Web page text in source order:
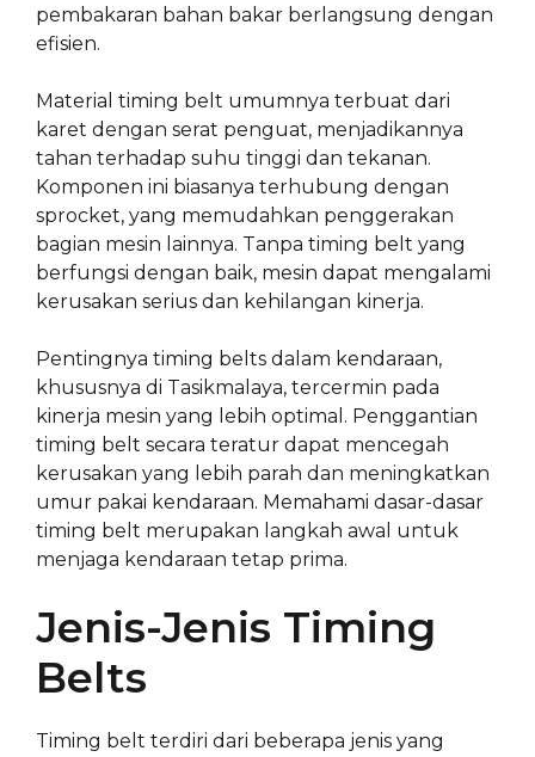
pembakaran bahan bakar berlangsung dengan
efisien.
Material timing belt umumnya terbuat dari
karet dengan serat penguat, menjadikannya
tahan terhadap suhu tinggi dan tekanan.
Komponen ini biasanya terhubung dengan
sprocket, yang memudahkan penggerakan
bagian mesin lainnya. Tanpa timing belt yang
berfungsi dengan baik, mesin dapat mengalami
kerusakan serius dan kehilangan kinerja.
Pentingnya timing belts dalam kendaraan,
khususnya di Tasikmalaya, tercermin pada
kinerja mesin yang lebih optimal. Penggantian
timing belt secara teratur dapat mencegah
kerusakan yang lebih parah dan meningkatkan
umur pakai kendaraan. Memahami dasar-dasar
timing belt merupakan langkah awal untuk
menjaga kendaraan tetap prima.
Jenis-Jenis Timing
Belts
Timing belt terdiri dari beberapa jenis yang